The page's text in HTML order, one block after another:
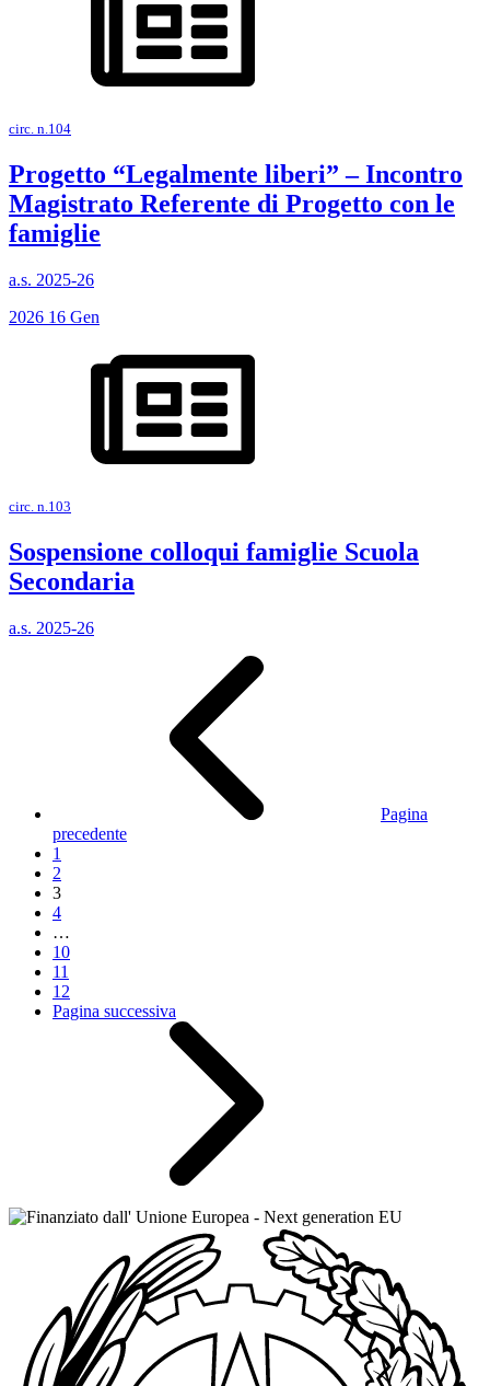
circ. n.104
Progetto “Legalmente liberi” – Incontro
Magistrato Referente di Progetto con le
famiglie
a.s. 2025-26
2026 16 Gen
circ. n.103
Sospensione colloqui famiglie Scuola
Secondaria
a.s. 2025-26
Pagina
precedente
1
2
3
4
…
10
11
12
Pagina successiva